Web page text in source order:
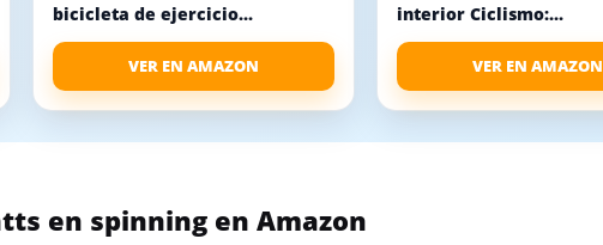
bicicleta de ejercicio...
VER EN AMAZON
interior Ciclismo:...
VER EN AMAZON
en spinning en Amazon